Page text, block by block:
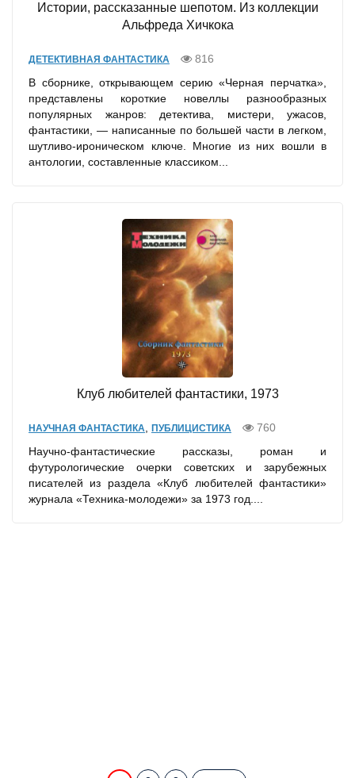
Истории, рассказанные шепотом. Из коллекции
Альфреда Хичкока
ДЕТЕКТИВНАЯ ФАНТАСТИКА
816
В сборнике, открывающем серию «Черная перчатка»,
представлены короткие новеллы разнообразных
популярных жанров: детектива, мистери, ужасов,
фантастики, — написанные по большей части в легком,
шутливо-ироническом ключе. Многие из них вошли в
антологии, составленные классиком...
Клуб любителей фантастики, 1973
НАУЧНАЯ ФАНТАСТИКА ПУБЛИЦИСТИКА
760
Научно-фантастические рассказы, роман и
футурологические очерки советских и зарубежных
писателей из раздела «Клуб любителей фантастики»
журнала «Техника-молодежи» за 1973 год....